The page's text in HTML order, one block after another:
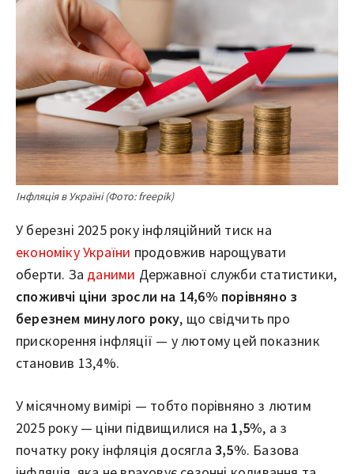
Інфляція в Україні (Фото: freepik)
У березні 2025 року інфляційний тиск на
економіку України продовжив нарощувати
оберти. За даними Державної служби статистики,
споживчі ціни зросли на 14,6% порівняно з
березнем минулого року, що свідчить про
прискорення інфляції — у лютому цей показник
становив 13,4%.
У місячному вимірі — тобто порівняно з лютим
2025 року — ціни підвищилися на 1,5%, а з
початку року інфляція досягла 3,5%. Базова